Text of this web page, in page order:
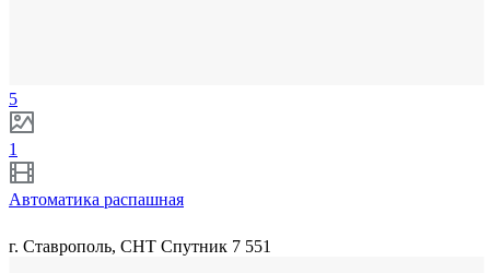
5
1
Автоматика распашная
г. Ставрополь, СНТ Спутник 7 551